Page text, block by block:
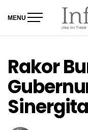
MENU
Rakor